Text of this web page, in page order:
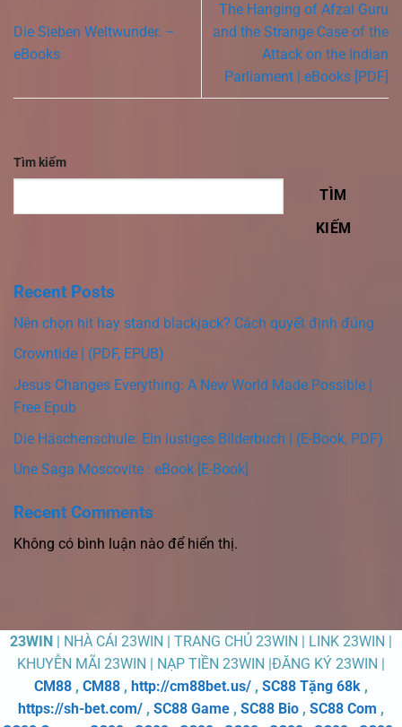
Die Sieben Weltwunder. –
eBooks
The Hanging of Afzal Guru
and the Strange Case of the
Attack on the Indian
Parliament | eBooks [PDF]
Tìm kiếm
TÌM
KIẾM
Recent Posts
Nên chọn hit hay stand blackjack? Cách quyết định đúng
Crowntide | (PDF, EPUB)
Jesus Changes Everything: A New World Made Possible |
Free Epub
Die Häschenschule: Ein lustiges Bilderbuch | (E-Book, PDF)
Une Saga Moscovite : eBook [E-Book]
Recent Comments
Không có bình luận nào để hiển thị.
23WIN | NHÀ CÁI 23WIN | TRANG CHỦ 23WIN | LINK 23WIN |
KHUYỄN MÃI 23WIN | NẠP TIỀN 23WIN |ĐĂNG KÝ 23WIN |
CM88 , CM88 , http://cm88bet.us/ , SC88 Tặng 68k ,
https://sh-bet.com/ , SC88 Game , SC88 Bio , SC88 Com ,